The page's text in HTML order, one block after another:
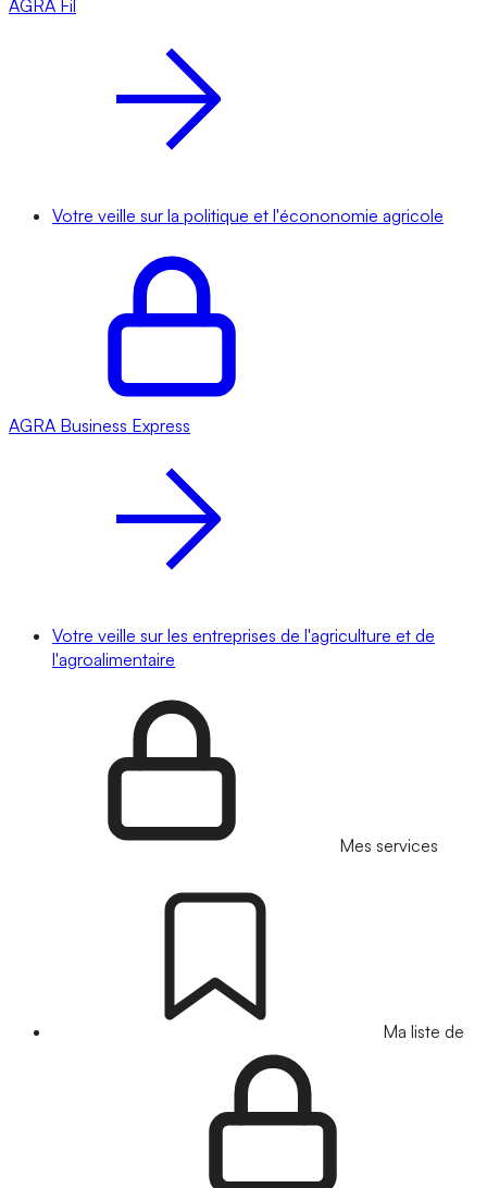
AGRA Fil
Votre veille sur la politique et l'écononomie agricole
AGRA Business Express
Votre veille sur les entreprises de l'agriculture et de
l'agroalimentaire
Mes services
Ma liste de